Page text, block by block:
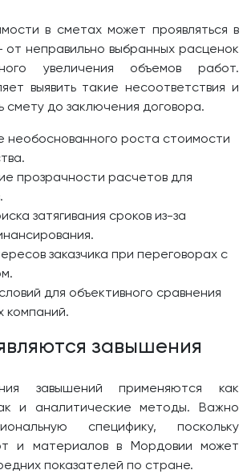
в сметах может проявляться в
неправильно выбранных расценок
увеличения объемов работ.
выявить такие несоответствия и
смету до заключения договора.
необоснованного роста стоимости
прозрачности расчетов для
затягивания сроков из-за
заказчика при переговорах с
для объективного сравнения
компаний.
завышения
завышений применяются как
и аналитические методы. Важно
специфику, поскольку
и материалов в Мордовии может
показателей по стране.